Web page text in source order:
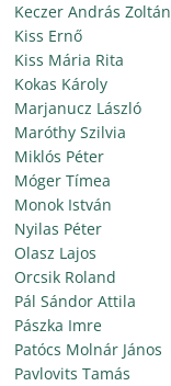
Keczer András Zoltán
Kiss Ernő
Kiss Mária Rita
Kokas Károly
Marjanucz László
Maróthy Szilvia
Miklós Péter
Móger Tímea
Monok István
Nyilas Péter
Olasz Lajos
Orcsik Roland
Pál Sándor Attila
Pászka Imre
Patócs Molnár János
Pavlovits Tamás